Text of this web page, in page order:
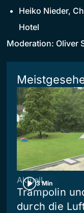
Heiko Nieder,
Hotel
Moderation: Oliver
3 Min
Aktuell
Trampolin
durch die